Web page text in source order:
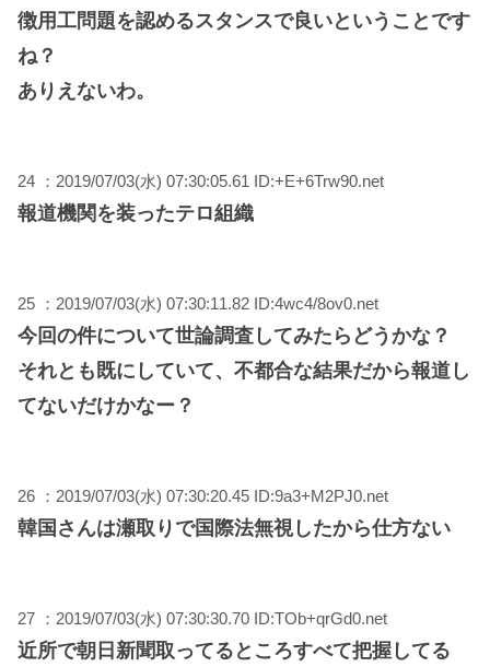
徴用工問題を認めるスタンスで良いということです
ね？
ありえないわ。
24 ：2019/07/03(水) 07:30:05.61 ID:+E+6Trw90.net
報道機関を装ったテロ組織
25 ：2019/07/03(水) 07:30:11.82 ID:4wc4/8ov0.net
今回の件について世論調査してみたらどうかな？
それとも既にしていて、不都合な結果だから報道し
てないだけかなー？
26 ：2019/07/03(水) 07:30:20.45 ID:9a3+M2PJ0.net
韓国さんは瀬取りで国際法無視したから仕方ない
27 ：2019/07/03(水) 07:30:30.70 ID:TOb+qrGd0.net
近所で朝日新聞取ってるところすべて把握してる